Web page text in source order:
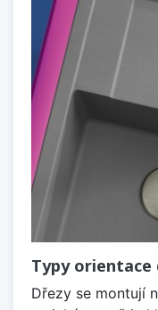
Typy orientace
Dřezy se montují